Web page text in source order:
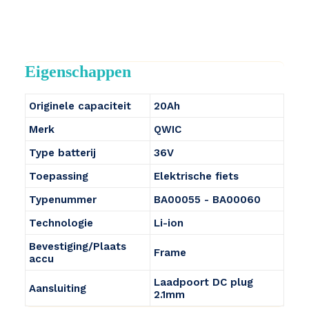
Eigenschappen
Originele capaciteit
20Ah
Merk
QWIC
Type batterij
36V
Toepassing
Elektrische fiets
Typenummer
BA00055 - BA00060
Technologie
Li-ion
Bevestiging/Plaats
accu
Frame
Aansluiting
Laadpoort DC plug
2.1mm